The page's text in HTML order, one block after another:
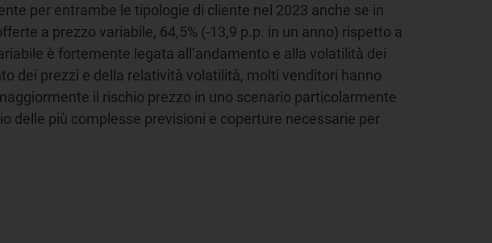
per entrambe le tipologie di cliente nel 2023 anche se in
a prezzo variabile, 64,5% (-13,9 p.p. in un anno) rispetto a
è fortemente legata all’andamento e alla volatilità dei
dei prezzi e della relatività volatilità, molti venditori hanno
il rischio prezzo in uno scenario particolarmente
delle più complesse previsioni e coperture necessarie per